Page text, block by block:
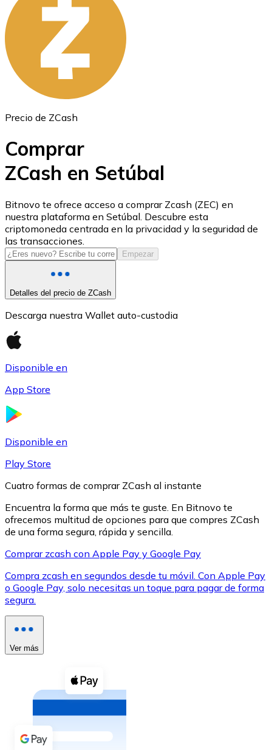
Ethereum
ETH
USD Coin
USDC
XRP
XRP
Efectivo
Comprar con efectivo
Transferencia SEPA
Añade fondos a tu cuenta Bitnovo o realiza compras
Precio de ZCash
Comprar
ZCash en Setúbal
Bitnovo te ofrece acceso a comprar Zcash (ZEC) en
nuestra plataforma en Setúbal. Descubre esta
criptomoneda centrada en la privacidad y la seguridad de
las transacciones.
Empezar
Detalles del precio de ZCash
Descarga nuestra Wallet auto-custodia
Disponible en
App Store
Disponible en
Play Store
Cuatro formas de comprar ZCash al instante
Encuentra la forma que más te guste. En Bitnovo te
ofrecemos multitud de opciones para que compres ZCash
de una forma segura, rápida y sencilla.
Comprar zcash con Apple Pay y Google Pay
Compra zcash en segundos desde tu móvil. Con Apple Pay
o Google Pay, solo necesitas un toque para pagar de forma
segura.
Ver más